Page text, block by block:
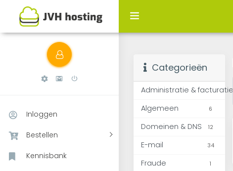
Inloggen
Bestellen
Kennisbank
Kennisbank
Categorieën
Administratie & facturatie
Algemeen 6
Domeinen & DNS 12
E-mail 34
Fraude 1